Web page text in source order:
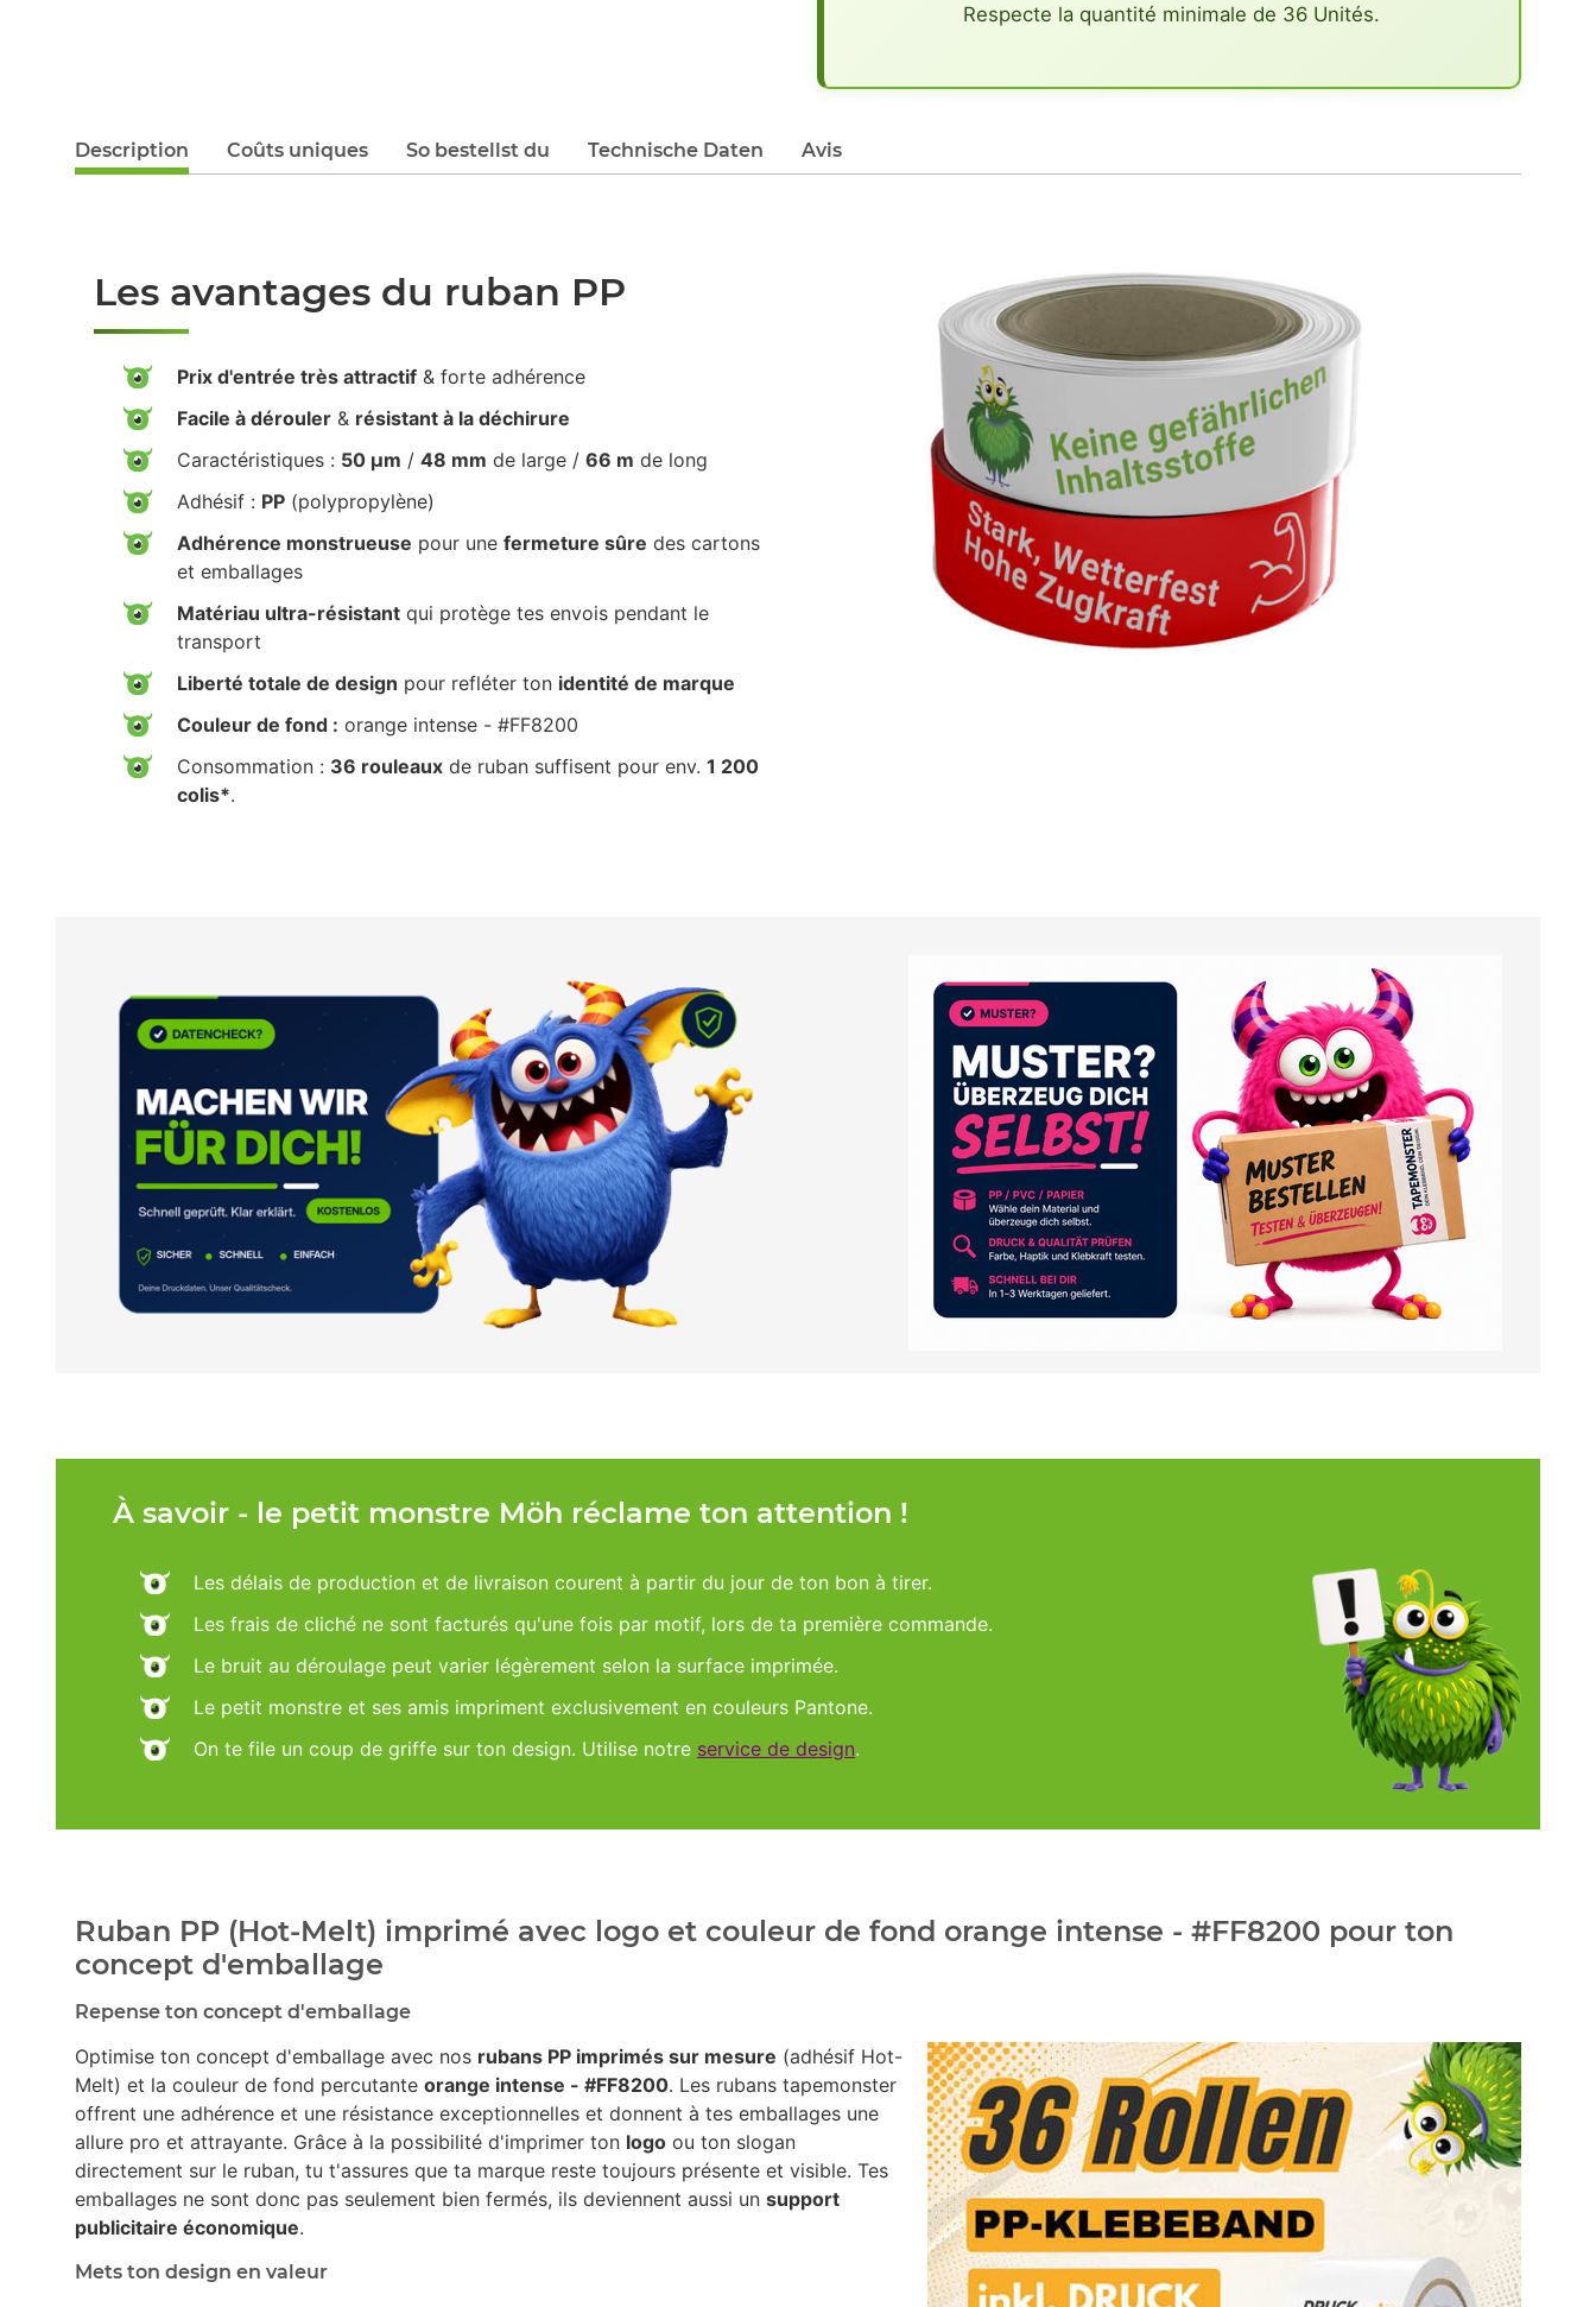
Respecte la quantité minimale de 36 Unités.
Description Coûts uniques So bestellst du Technische Daten Avis
Les avantages du ruban PP
Prix d'entrée très attractif & forte adhérence
Facile à dérouler & résistant à la déchirure
Caractéristiques : 50 µm / 48 mm de large / 66 m de long
Adhésif : PP (polypropylène)
Adhérence monstrueuse pour une fermeture sûre des cartons
et emballages
Matériau ultra-résistant qui protège tes envois pendant le
transport
Liberté totale de design pour refléter ton identité de marque
Couleur de fond : orange intense - #FF8200
Consommation : 36 rouleaux de ruban suffisent pour env. 1 200
colis*.
À savoir - le petit monstre Möh réclame ton attention !
Les délais de production et de livraison courent à partir du jour de ton bon à tirer.
Les frais de cliché ne sont facturés qu'une fois par motif, lors de ta première commande.
Le bruit au déroulage peut varier légèrement selon la surface imprimée.
Le petit monstre et ses amis impriment exclusivement en couleurs Pantone.
On te file un coup de griffe sur ton design. Utilise notre service de design.
Ruban PP (Hot-Melt) imprimé avec logo et couleur de fond orange intense - #FF8200 pour ton
concept d'emballage
Repense ton concept d'emballage
Optimise ton concept d'emballage avec nos rubans PP imprimés sur mesure (adhésif Hot-
Melt) et la couleur de fond percutante orange intense - #FF8200. Les rubans tapemonster
offrent une adhérence et une résistance exceptionnelles et donnent à tes emballages une
allure pro et attrayante. Grâce à la possibilité d'imprimer ton logo ou ton slogan
directement sur le ruban, tu t'assures que ta marque reste toujours présente et visible. Tes
emballages ne sont donc pas seulement bien fermés, ils deviennent aussi un support
publicitaire économique.
Mets ton design en valeur